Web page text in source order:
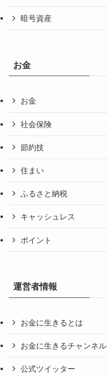
暗号資産
お金
お金
社会保険
節約技
住まい
ふるさと納税
キャッシュレス
ポイント
運営者情報
お金に生きるとは
お金に生きるチャンネル
公式ツイッター